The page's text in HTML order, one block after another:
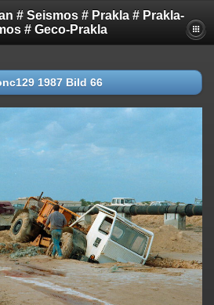
# Seismos # Prakla # Prakla-
# Geco-Prakla
1987 Bild 66